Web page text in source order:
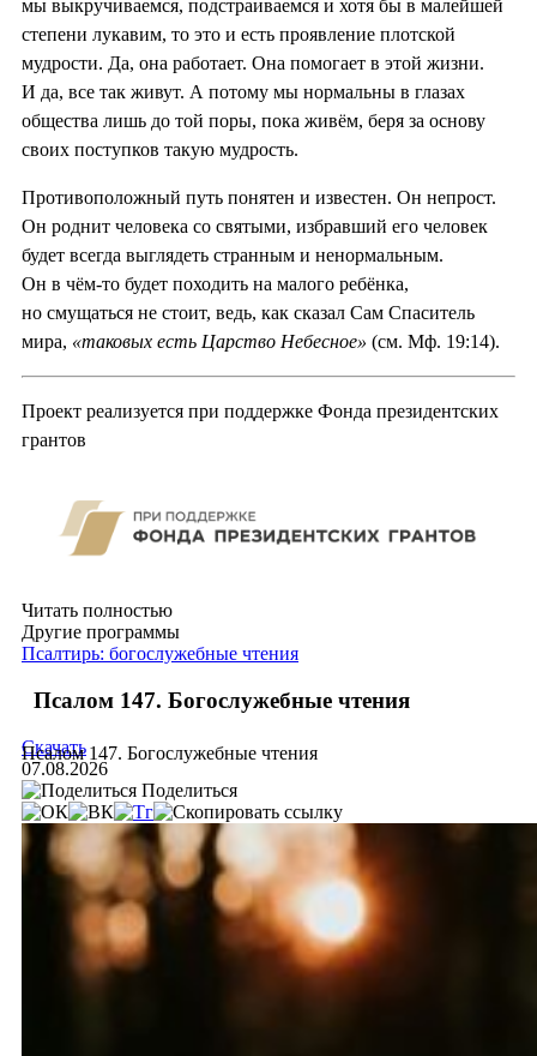
мы выкручиваемся, подстраиваемся и хотя бы в малейшей
степени лукавим, то это и есть проявление плотской
мудрости. Да, она работает. Она помогает в этой жизни.
И да, все так живут. А потому мы нормальны в глазах
общества лишь до той поры, пока живём, беря за основу
своих поступков такую мудрость.
Противоположный путь понятен и известен. Он непрост.
Он роднит человека со святыми, избравший его человек
будет всегда выглядеть странным и ненормальным.
Он в чём-то будет походить на малого ребёнка,
но смущаться не стоит, ведь, как сказал Сам Спаситель
мира, «таковых есть Царство Небесное» (см. Мф. 19:14).
Проект реализуется при поддержке Фонда президентских
грантов
Читать полностью
Другие программы
Псалтирь: богослужебные чтения
Псалом 147. Богослужебные чтения
Псалом 147. Богослужебные чтения
Скачать
07.08.2026
Поделиться